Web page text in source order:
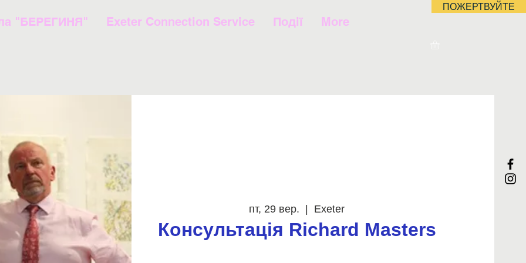
ПОЖЕРТВУЙТЕ
"БЕРЕГИНЯ" Exeter Connection Service Події More
пт, 29 вер.
  |
Exeter
Консультація Richard Masters